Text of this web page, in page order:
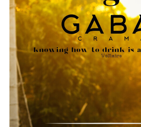
Pentru a asigura o reciclare
profilele PVC înfoliate să fie
după perioada de utilizare. Centrele
trebui să primească materiale
suplimentari, cum ar fi adezivi,
metale. În plus, producătorii pot
reciclării prin alegerea unor folii
care sunt ușor separabile sau
reciclare.
În mediul rezidențial, utilizatorii pot